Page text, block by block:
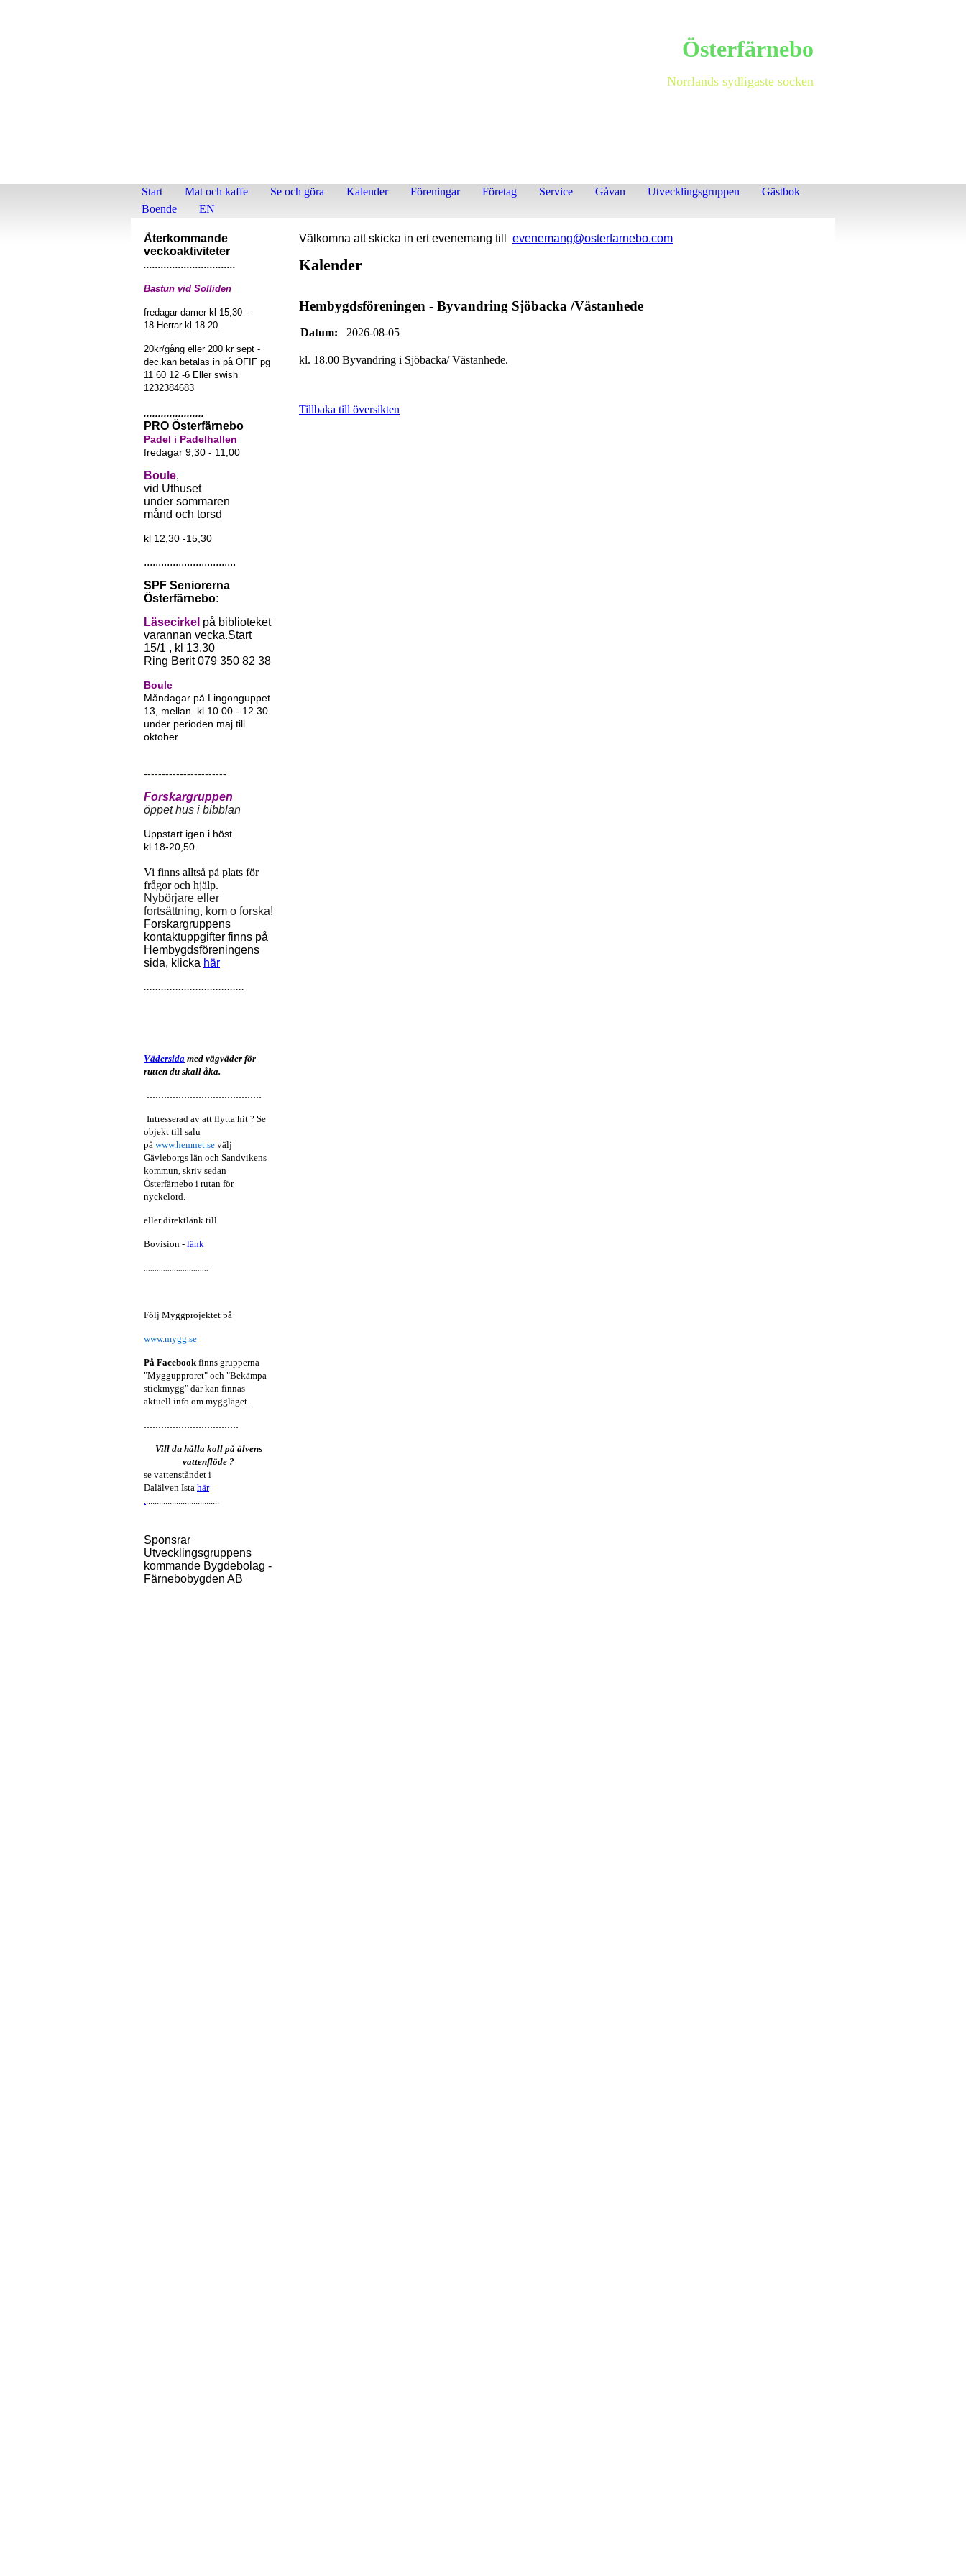
Österfärnebo
Norrlands sydligaste socken
Start Mat och kaffe Se och göra Kalender Föreningar Företag Service Gåvan Utvecklingsgruppen
Gästbok
Boende
EN
Återkommande
veckoaktiviteter
................................
Bastun vid Solliden
fredagar damer kl 15,30 -
18.Herrar kl 18-20.
20kr/gång eller 200 kr sept -
dec.kan betalas in på ÖFIF pg
11 60 12 -6 Eller swish
1232384683
.....................
PRO Österfärnebo
Padel i Padelhallen
fredagar 9,30 - 11,00
Boule,
vid Uthuset
under sommaren
månd och torsd
kl 12,30 -15,30
................................
SPF Seniorerna
Österfärnebo:
Läsecirkel på biblioteket
varannan vecka.Start
15/1 , kl 13,30
Ring Berit 079 350 82 38
Boule
Måndagar på Lingonguppet
13, mellan kl 10.00 - 12.30
under perioden maj till
oktober
-----------------------
Forskargruppen
öppet hus i bibblan
Uppstart igen i höst
kl 18-20,50.
Vi finns alltså på plats för
frågor och hjälp.
Nybörjare eller
fortsättning, kom o forska!
Forskargruppens
kontaktuppgifter finns på
Hembygdsföreningens
sida, klicka här
...................................
Vädersida med vägväder för
rutten du skall åka.
........................................
Intresserad av att flytta hit ? Se
objekt till salu
på www.hemnet.se välj
Gävleborgs län och Sandvikens
kommun, skriv sedan
Österfärnebo i rutan för
nyckelord.
eller direktlänk till
Bovision - länk
Följ Myggprojektet på
www.mygg.se
På Facebookfinns grupperna
"Myggupproret" och "Bekämpa
stickmygg" där kan finnas
aktuell info om myggläget.
.................................
Vill du hålla koll på älvens
vattenflöde ?
se vattenståndet i
Dalälven Ista här
...................................
Sponsrar
Utvecklingsgruppens
kommande Bygdebolag -
Färnebobygden AB
Välkomna att skicka in ert evenemang till evenemang@osterfarnebo.com
Kalender
Hembygdsföreningen - Byvandring Sjöbacka /Västanhede
Datum: 2026-08-05
kl. 18.00 Byvandring i Sjöbacka/ Västanhede.
Tillbaka till översikten